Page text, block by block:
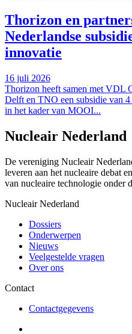
Thorizon en
Nederlandse
innovatie
16 juli 2026
Thorizon heeft samen met
Delft en TNO een subsidie van
in het kader van MOOI...
Nucleair Nederland
De vereniging Nucleair
leveren aan het nucleaire debat
van nucleaire technologie onder
Nucleair Nederland
Dossiers
Onderwerpen
Nieuws
Veelgestelde vragen
Over ons
Contact
Contactgegevens